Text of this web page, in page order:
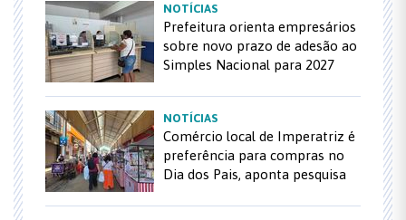
NOTÍCIAS
Prefeitura orienta empresários
sobre novo prazo de adesão ao
Simples Nacional para 2027
NOTÍCIAS
Comércio local de Imperatriz é
preferência para compras no
Dia dos Pais, aponta pesquisa